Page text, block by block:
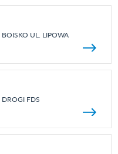
BOISKO UL. LIPOWA
DROGI FDS